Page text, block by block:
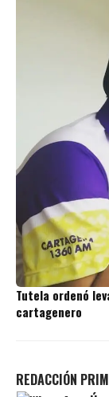
Tutela ordenó
cartagenero
REDACCIÓN